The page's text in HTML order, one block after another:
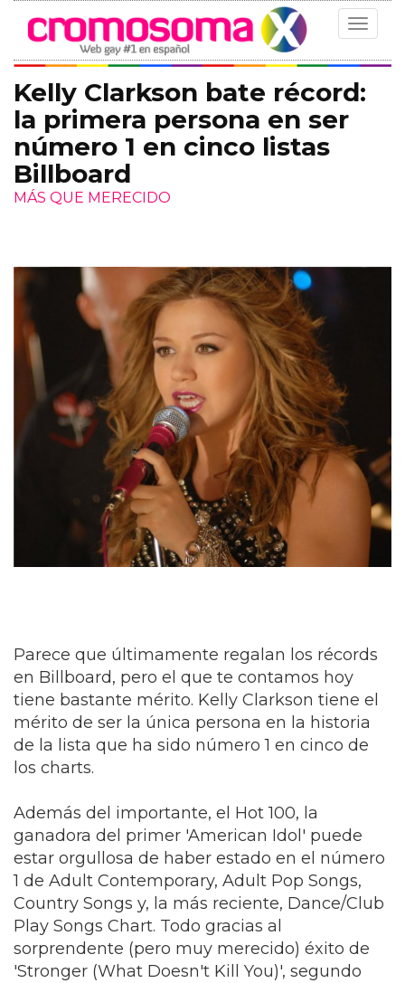
Toggle
Kelly Clarkson bate récord:
la primera persona en ser
número 1 en cinco listas
Billboard
MÁS QUE MERECIDO
Parece que últimamente regalan los récords
en Billboard, pero el que te contamos hoy
tiene bastante mérito. Kelly Clarkson tiene el
mérito de ser la única persona en la historia
de la lista que ha sido número 1 en cinco de
los charts.
Además del importante, el Hot 100, la
ganadora del primer 'American Idol' puede
estar orgullosa de haber estado en el número
1 de Adult Contemporary, Adult Pop Songs,
Country Songs y, la más reciente, Dance/Club
Play Songs Chart. Todo gracias al
sorprendente (pero muy merecido) éxito de
'Stronger (What Doesn't Kill You)', segundo